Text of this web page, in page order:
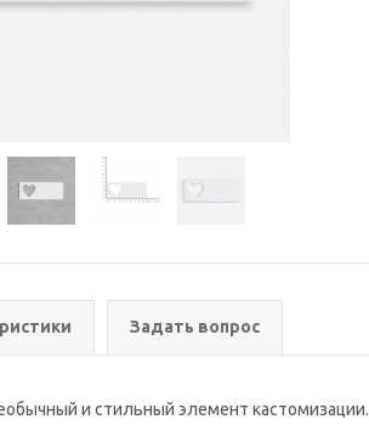
Задать вопрос
и стильный элемент кастомизации.